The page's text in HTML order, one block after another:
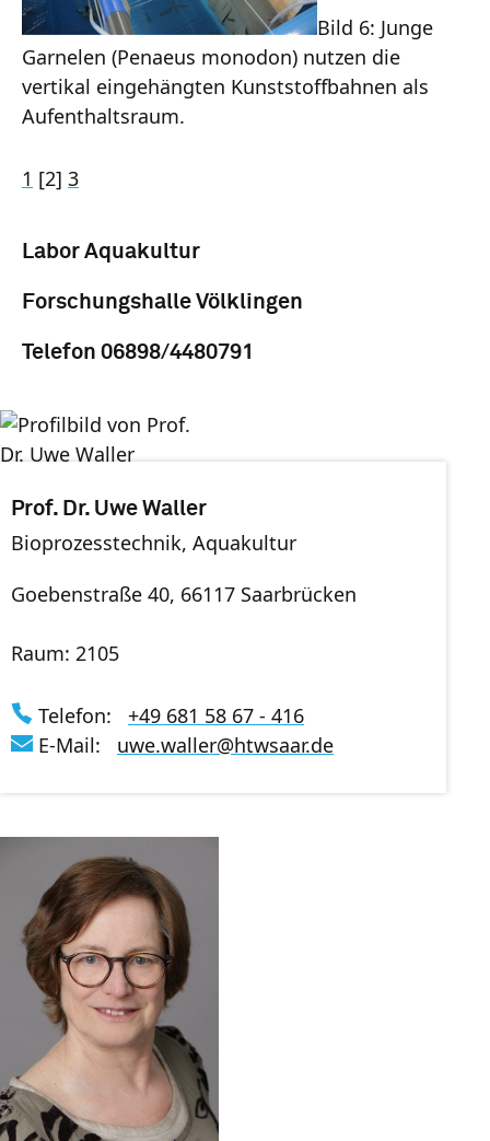
Bild 6: Junge
Garnelen (Penaeus monodon) nutzen die
vertikal eingehängten Kunststoffbahnen als
Aufenthaltsraum.
1 [2] 3
Labor Aquakultur
Forschungshalle Völklingen
Telefon 06898/4480791
Prof. Dr. Uwe Waller
Bioprozesstechnik, Aquakultur
Goebenstraße 40, 66117 Saarbrücken
Raum: 2105
Telefon:
+49 681 58 67 - 416
E-Mail:
uwe.waller@htwsaar.de